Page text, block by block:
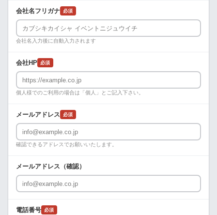
会社名フリガナ 必須
会社名入力後に自動入力されます
会社HP 必須
個人様でのご利用の場合は「個人」とご記入下さい。
メールアドレス 必須
確認できるアドレスでお願いいたします。
メールアドレス（確認）
電話番号 必須